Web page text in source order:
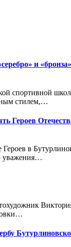
и «бронза»
спортивной
стилем,…
Героев
в
уважения…